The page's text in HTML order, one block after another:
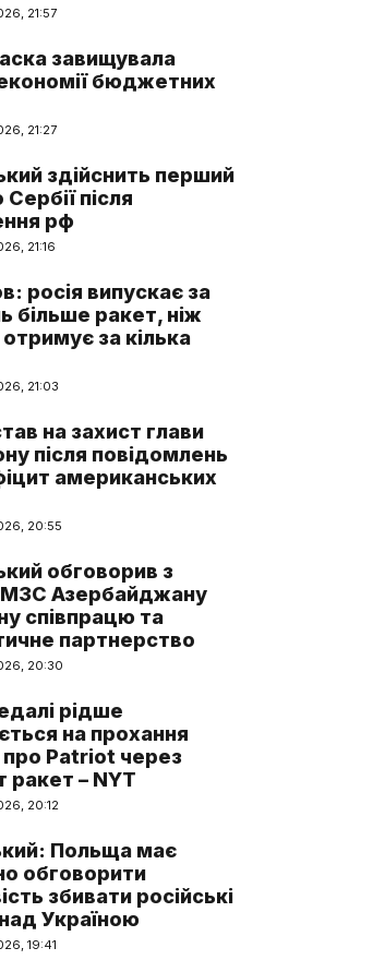
21:57
завищувала
бюджетних
21:27
здійснить перший
Сербії після
рф
21:16
росія випускає за
більше ракет, ніж
отримує за кілька
21:03
на захист глави
після повідомлень
американських
20:55
обговорив з
Азербайджану
співпрацю та
партнерство
20:30
рідше
на прохання
про Patriot через
ракет – NYT
20:12
Польща має
обговорити
збивати російські
Україною
19:41